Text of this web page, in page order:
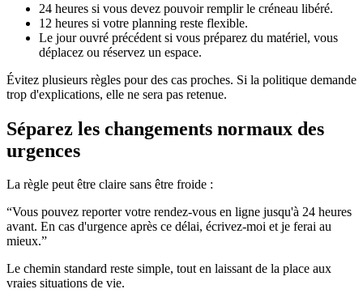
24 heures si vous devez pouvoir remplir le créneau libéré.
12 heures si votre planning reste flexible.
Le jour ouvré précédent si vous préparez du matériel, vous
déplacez ou réservez un espace.
Évitez plusieurs règles pour des cas proches. Si la politique demande
trop d'explications, elle ne sera pas retenue.
Séparez les changements normaux des
urgences
La règle peut être claire sans être froide :
“Vous pouvez reporter votre rendez-vous en ligne jusqu'à 24 heures
avant. En cas d'urgence après ce délai, écrivez-moi et je ferai au
mieux.”
Le chemin standard reste simple, tout en laissant de la place aux
vraies situations de vie.